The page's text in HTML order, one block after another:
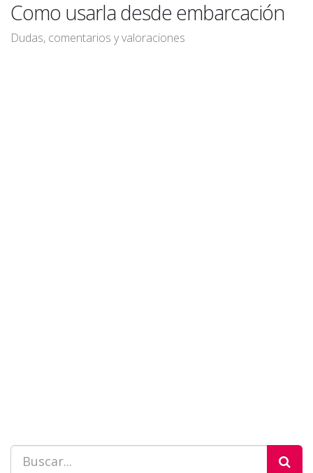
Como usarla desde embarcación
Dudas, comentarios y valoraciones